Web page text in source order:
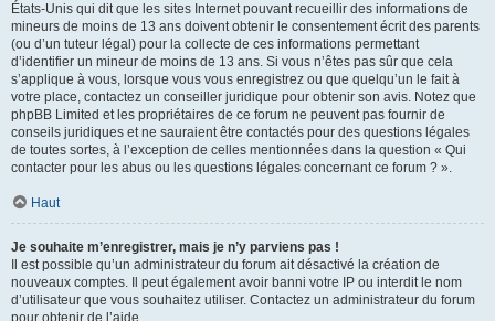
États-Unis qui dit que les sites Internet pouvant recueillir des informations de
mineurs de moins de 13 ans doivent obtenir le consentement écrit des parents
(ou d’un tuteur légal) pour la collecte de ces informations permettant
d’identifier un mineur de moins de 13 ans. Si vous n’êtes pas sûr que cela
s’applique à vous, lorsque vous vous enregistrez ou que quelqu’un le fait à
votre place, contactez un conseiller juridique pour obtenir son avis. Notez que
phpBB Limited et les propriétaires de ce forum ne peuvent pas fournir de
conseils juridiques et ne sauraient être contactés pour des questions légales
de toutes sortes, à l’exception de celles mentionnées dans la question « Qui
contacter pour les abus ou les questions légales concernant ce forum ? ».
Haut
Je souhaite m’enregistrer, mais je n’y parviens pas !
Il est possible qu’un administrateur du forum ait désactivé la création de
nouveaux comptes. Il peut également avoir banni votre IP ou interdit le nom
d’utilisateur que vous souhaitez utiliser. Contactez un administrateur du forum
pour obtenir de l’aide.